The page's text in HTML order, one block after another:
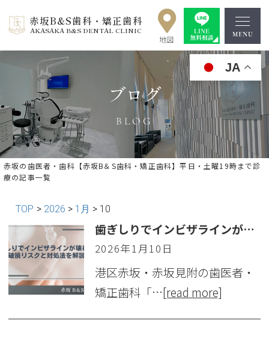
赤坂B&S歯科・矯正歯科
AKASAKA B&S DENTAL CLINIC
JA
ブログ
BLOG
赤坂の歯医者・歯科【赤坂B＆S歯科・矯正歯科】平日・土曜19時まで診
療の記事一覧
TOP > 2026 > 1月 > 10
歯ぎしりでインビザラインが壊れる？破損リスクと対処法を解説
2026年1月10日
港区赤坂・赤坂見附の歯医者・
矯正歯科「…[read more]